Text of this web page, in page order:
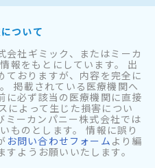
ついて
会社ギミック、またはミーカ
報をもとにしています。 出
ておりますが、内容を完全に
掲載されている医療機関へ
に必ず該当の医療機関に直接
によって生じた損害につい
ミーカンパニー株式会社では
ものとします。 情報に誤り
お問い合わせフォーム より編
ようお願いいたします。